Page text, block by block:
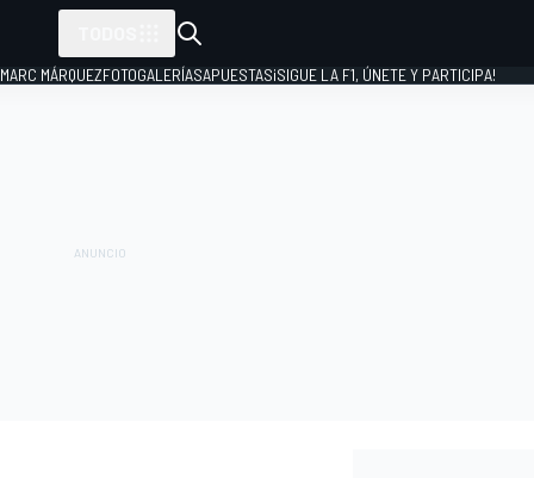
MARC MÁRQUEZFOTOGALERÍASAPUESTAS¡SIGUE LA F1, ÚNETE Y PARTICIPA!